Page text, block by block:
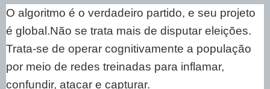
O algoritmo é o verdadeiro partido, e seu projeto
é global.Não se trata mais de disputar eleições.
Trata-se de operar cognitivamente a população
por meio de redes treinadas para inflamar,
confundir, atacar e capturar.